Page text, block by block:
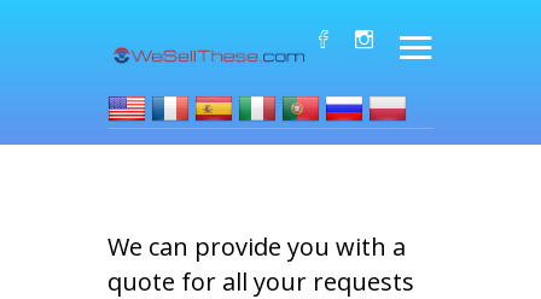
We can provide you with a
quote for all your requests